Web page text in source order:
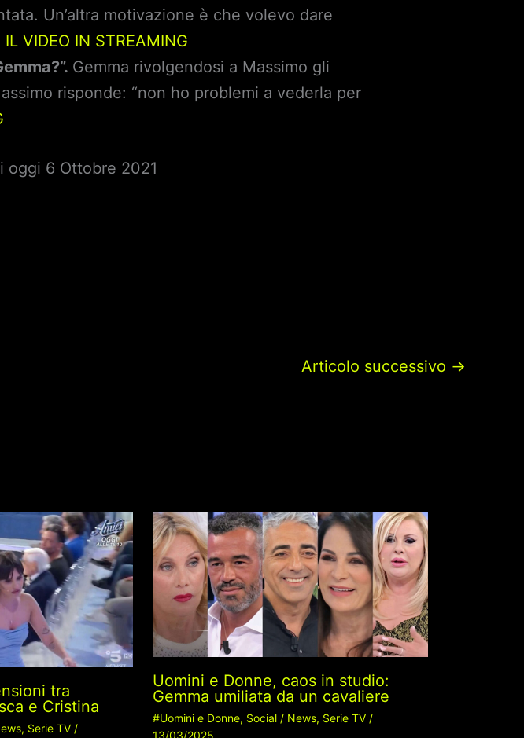
Un’altra motivazione è che volevo dare
IL VIDEO IN STREAMING
Gemma rivolgendosi a Massimo gli
risponde: “non ho problemi a vederla per
oggi 6 Ottobre 2021
Articolo successivo →
tra
e Cristina
, Serie TV /
Uomini e Donne, caos in studio:
Gemma umiliata da un cavaliere
#Uomini e Donne, Social / News, Serie TV /
13/03/2025